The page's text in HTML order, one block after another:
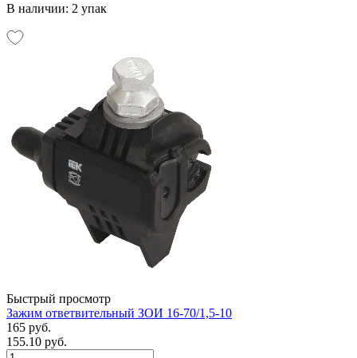
В наличии: 2 упак
Быстрый просмотр
Зажим ответвительный ЗОИ 16-70/1,5-10
165 руб.
155.10 руб.